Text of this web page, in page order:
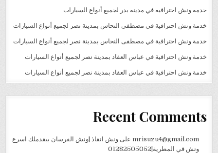
خدمة ونش احترافية في مدينة بدر لجميع أنواع السيارات
خدمة ونش احترافية في مصطفى النحاس بمدينة نصر لجميع أنواع السيارات
خدمة ونش احترافية في مصطفى النحاس بمدينة نصر لجميع أنواع السيارات
خدمة ونش احترافية في عباس العقاد بمدينة نصر لجميع أنواع السيارات
خدمة ونش احترافية في عباس العقاد بمدينة نصر لجميع أنواع السيارات
Recent Comments
mrisuzu4@gmail.comعلى ونش انقاذ |ونش الفرسان بيقدملك اسرع
ونش في المطرية|01282505052